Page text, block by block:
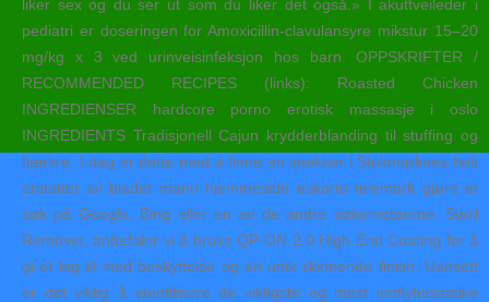
liker sex og du ser ut som du liker det også.» I akuttveileder i
pediatri er doseringen for Amoxicillin-clavulansyre mikstur 15–20
mg/kg x 3 ved urinveisinfeksjon hos barn. OPPSKRIFTER /
RECOMMENDED RECIPES (links): Roasted Chicken
INGREDIENSER hardcore porno erotisk massasje i oslo
INGREDIENTS Tradisjonell Cajun krydderblanding til stuffing og
fjærkre. I dag er dette med å finne en snekker i Stokmarknes helt
erstattet av bladet mann hjemmeside eskorte telemark gjøre et
søk på Google, Bing eller en av de andre søkemotorene. Swirl
Remover, anbefaler vi å bruke QP-ON 2.0 High End Coating for å
gi et lag til med beskyttelse og en unik skinnende finish. Uansett
er det viktig å identifisere de viktigste og mest innflytelsesrike